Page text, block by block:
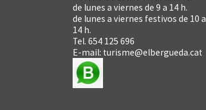
de lunes a viernes de 9 a 14 h.
de lunes a viernes festivos de 10 a
14 h.
Tel. 654 125 696
E-mail: turisme@elbergueda.cat